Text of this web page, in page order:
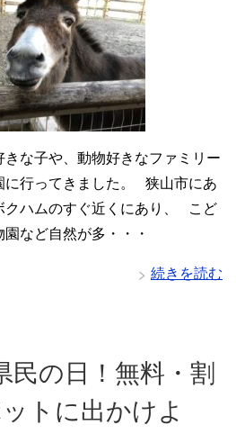
な子や、動物好きなファミリー
に行ってきました。 狭山市にあ
クハムのすぐ近くにあり、 こど
など自然が多・・・
続きを読む
民の日！無料・割
トに出かけよ